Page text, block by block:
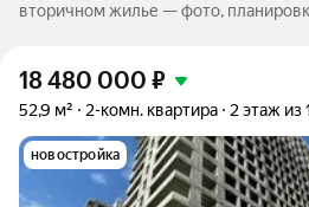
вторичном жилье — фото,
18 480 000 ₽
52,9 м² 2-комн. квартира 2 этаж из
новостройка